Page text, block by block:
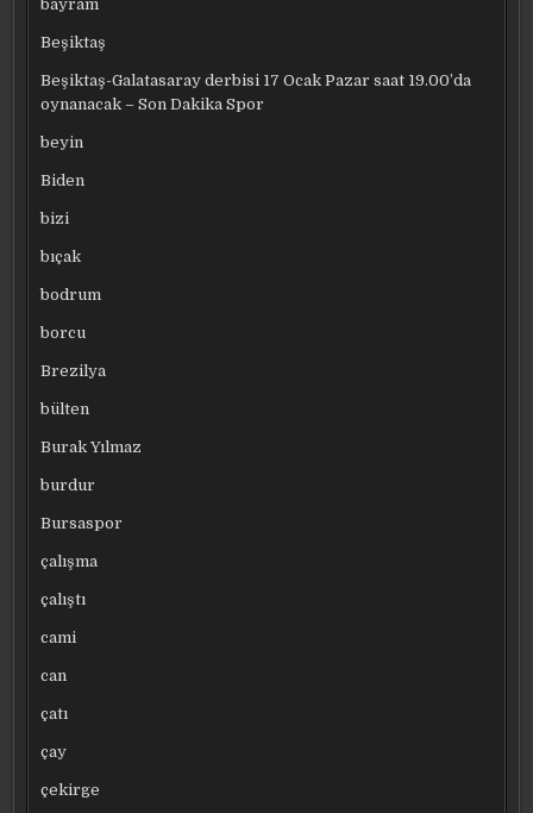
bayram
Beşiktaş
Beşiktaş-Galatasaray derbisi 17 Ocak Pazar saat 19.00’da
oynanacak – Son Dakika Spor
beyin
Biden
bizi
bıçak
bodrum
borcu
Brezilya
bülten
Burak Yılmaz
burdur
Bursaspor
çalışma
çalıştı
cami
can
çatı
çay
çekirge